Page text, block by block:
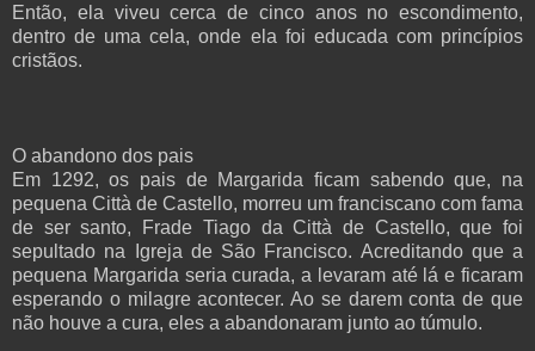
Então, ela viveu cerca de cinco anos no escondimento,
dentro de uma cela, onde ela foi educada com princípios
cristãos.
O abandono dos pais
Em 1292, os pais de Margarida ficam sabendo que, na
pequena Città de Castello, morreu um franciscano com fama
de ser santo, Frade Tiago da Città de Castello, que foi
sepultado na Igreja de São Francisco. Acreditando que a
pequena Margarida seria curada, a levaram até lá e ficaram
esperando o milagre acontecer. Ao se darem conta de que
não houve a cura, eles a abandonaram junto ao túmulo.